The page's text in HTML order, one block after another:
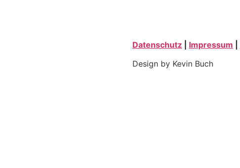
Datenschutz Impressum
Design by Kevin Buch